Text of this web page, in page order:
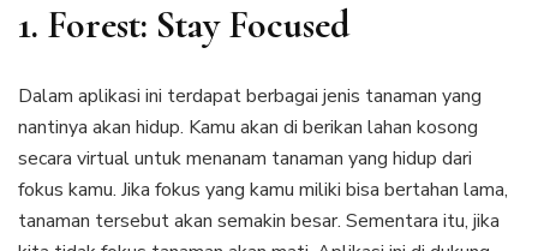
1. Forest: Stay Focused
Dalam aplikasi ini terdapat berbagai jenis tanaman yang
nantinya akan hidup. Kamu akan di berikan lahan kosong
secara virtual untuk menanam tanaman yang hidup dari
fokus kamu. Jika fokus yang kamu miliki bisa bertahan lama,
tanaman tersebut akan semakin besar. Sementara itu, jika